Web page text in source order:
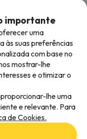
importante
uma
às suas preferências
com base no
mostrar-lhe
e otimizar o
lhe uma
e relevante. Para
de Cookies.